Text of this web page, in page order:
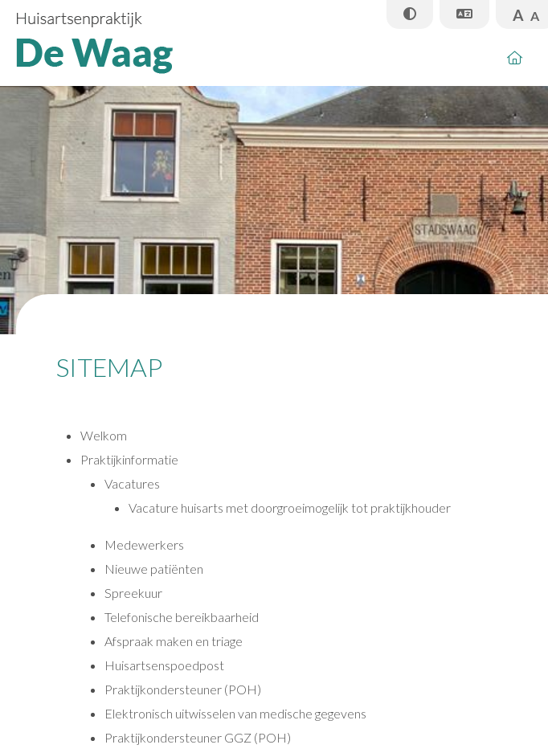
A A
SITEMAP
Welkom
Praktijkinformatie
Vacatures
Vacature huisarts met doorgroeimogelijk tot praktijkhouder
Medewerkers
Nieuwe patiënten
Spreekuur
Telefonische bereikbaarheid
Afspraak maken en triage
Huisartsenspoedpost
Praktijkondersteuner (POH)
Elektronisch uitwisselen van medische gegevens
Praktijkondersteuner GGZ (POH)